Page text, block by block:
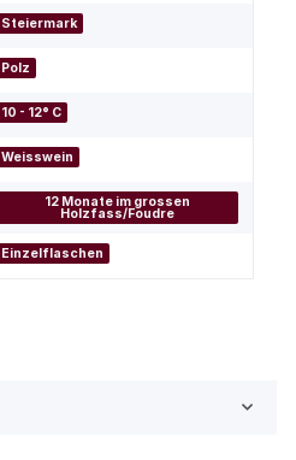
Steiermark
Polz
10 - 12° C
Weisswein
12 Monate im grossen
Holzfass/Foudre
Einzelflaschen